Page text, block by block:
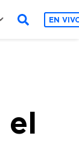
EN
el